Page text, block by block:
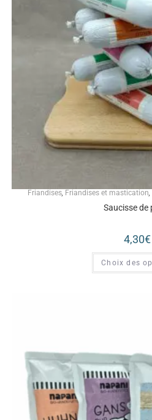
Friandises, Friandises et mastication,
Saucisse de
4,30€
Choix des